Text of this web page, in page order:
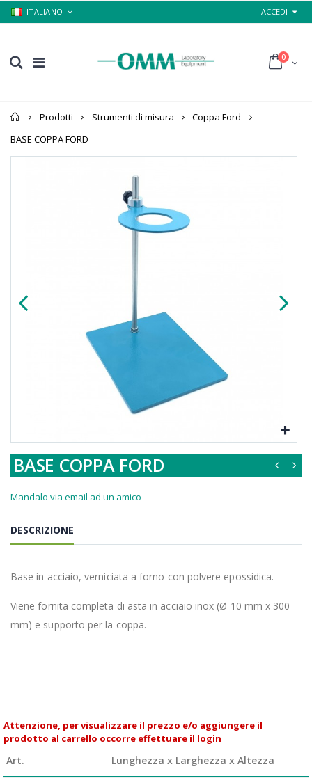
ITALIANO ACCEDI
0
Home
Prodotti Strumenti di misura
Coppa Ford
BASE COPPA FORD
BASE COPPA FORD
Mandalo via email ad un amico
DESCRIZIONE
Base in acciaio, verniciata a forno con polvere epossidica.
Viene fornita completa di asta in acciaio inox (Ø 10 mm x 300
mm) e supporto per la coppa.
Attenzione, per visualizzare il prezzo e/o aggiungere il
prodotto al carrello occorre effettuare il login
Art. Lunghezza x Larghezza x Altezza